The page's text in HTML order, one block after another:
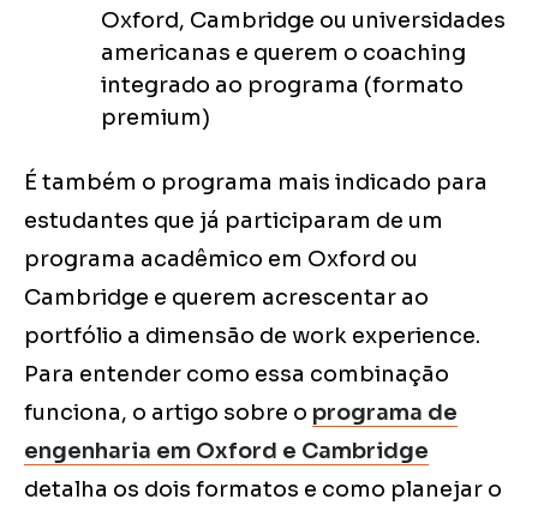
Oxford, Cambridge ou universidades
americanas e querem o coaching
integrado ao programa (formato
premium)
É também o programa mais indicado para
estudantes que já participaram de um
programa acadêmico em Oxford ou
Cambridge e querem acrescentar ao
portfólio a dimensão de work experience.
Para entender como essa combinação
funciona, o artigo sobre o programa de
engenharia em Oxford e Cambridge
detalha os dois formatos e como planejar o